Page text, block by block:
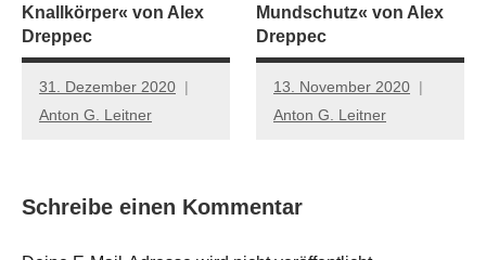
Knallkörper« von Alex
Dreppec
31. Dezember 2020
Anton G. Leitner
Mundschutz« von Alex
Dreppec
13. November 2020
Anton G. Leitner
Schreibe einen Kommentar